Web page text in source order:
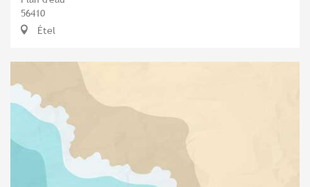
56410
Étel